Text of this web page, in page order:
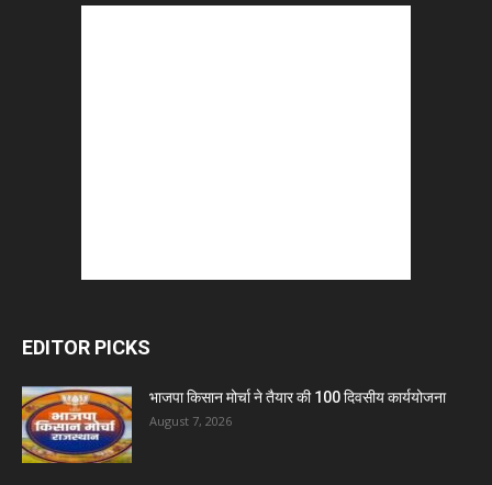
EDITOR PICKS
भाजपा किसान मोर्चा ने तैयार की 100 दिवसीय कार्ययोजना
August 7, 2026